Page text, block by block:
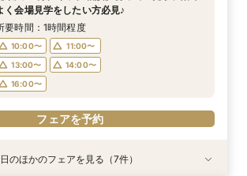
9:00〜
10:00〜
11:00〜
13:00〜
15:00〜
フェアを予約
11:30〜
12:30〜
14:00〜
フェアを予約
10:00〜
11:00〜
13:00〜
14:00〜
16:00〜
フェアを予約
10:00〜
12:00〜
14:00〜
16:00〜
17:00〜
フェアを予約
14:00〜
15:00〜
フェアを予約
9:00〜
10:00〜
11:00〜
13:00〜
15:00〜
フェアを予約
9:00〜
10:00〜
11:00〜
14:00〜
15:00〜
フェアを予約
く会場見学をしたい方必見♪
要時間：1時間程度
10:00〜
11:00〜
13:00〜
14:00〜
16:00〜
フェアを予約
のほかのフェアを見る（7件）